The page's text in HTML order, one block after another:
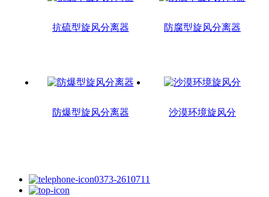
抗硫型旋风分离器 防腐型旋风分离器
防爆型旋风分离器 沙漠环境旋风分
0373-2610711